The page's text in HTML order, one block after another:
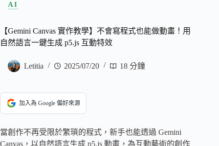
AI
【Gemini Canvas 實作教學】不會寫程式也能做動畫！用
自然語言一鍵生成 p5.js 互動特效
Letitia 2025/07/20 18 分鐘
加入為 Google 偏好來源
當創作不再受限於繁瑣的程式，新手也能透過 Gemini
Canvas，以自然語言生成 p5.js 動畫，為互動藝術的創作